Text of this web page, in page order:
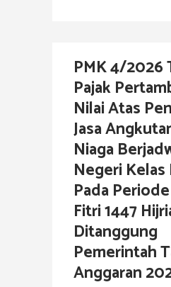
PMK 4/2026
Pajak
Nilai Atas
Jasa
Niaga
Negeri
Pada
Fitri 1447
Ditanggung
Pemerintah
Anggaran